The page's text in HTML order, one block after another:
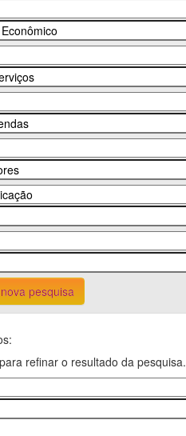
pesquisa
refinar o resultado da pesquisa.